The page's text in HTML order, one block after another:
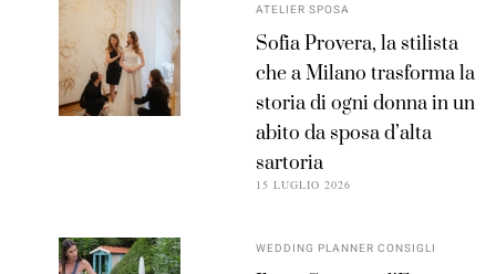
ATELIER SPOSA
Sofia Provera, la stilista
che a Milano trasforma la
storia di ogni donna in un
abito da sposa d’alta
sartoria
15 LUGLIO 2026
WEDDING PLANNER CONSIGLI